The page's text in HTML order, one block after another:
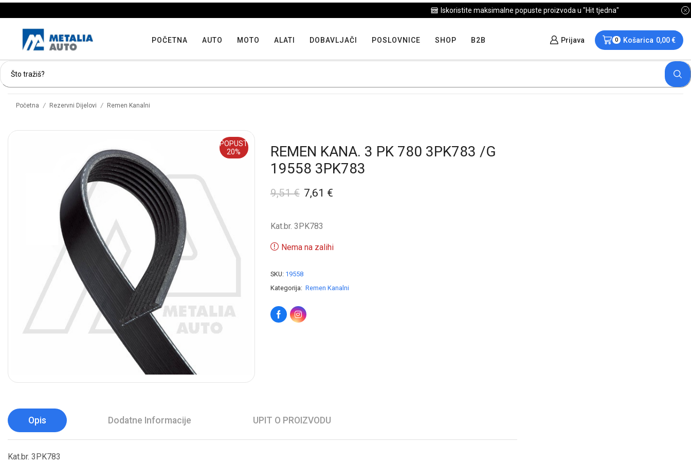
Iskoristite maksimalne popuste proizvoda u "Hit tjedna"
POČETNA AUTO MOTO ALATI DOBAVLJAČI POSLOVNICE SHOP B2B Prijava 0 Košarica 0,00€
Početna / Rezervni Dijelovi / Remen Kanalni
POPUST
20%
REMEN KANA. 3 PK 780 3PK783 /G
19558 3PK783
9,51€ 7,61 €
Kat.br. 3PK783
Nema na zalihi
SKU: 19558
Kategorija: Remen Kanalni
Opis Dodatne Informacije UPIT O PROIZVODU
Kat.br. 3PK783